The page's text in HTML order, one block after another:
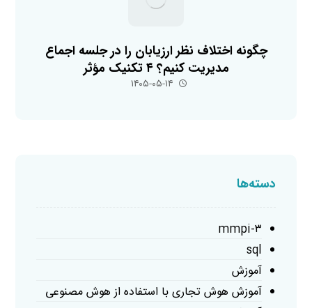
چگونه اختلاف نظر ارزیابان را در جلسه اجماع
مدیریت کنیم؟ ۴ تکنیک مؤثر
۱۴۰۵-۰۵-۱۴
دسته‌ها
mmpi-۳
sql
آموزش
آموزش هوش تجاری با استفاده از هوش مصنوعی